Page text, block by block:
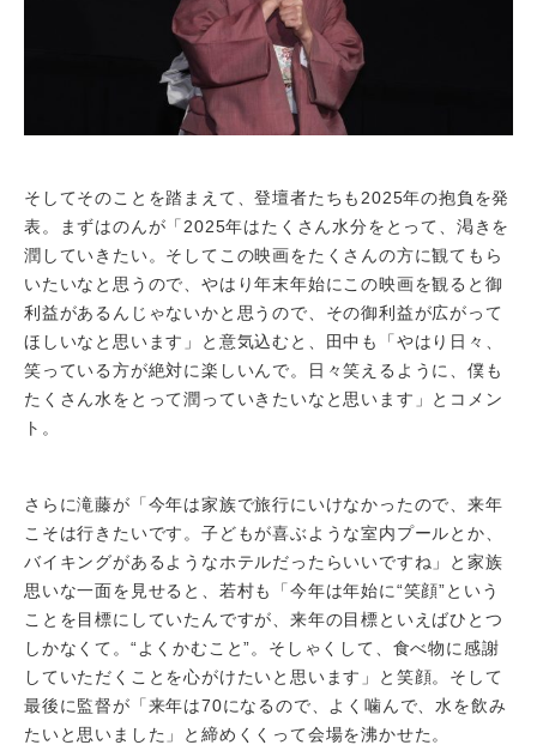
そしてそのことを踏まえて、登壇者たちも2025年の抱負を発
表。まずはのんが「2025年はたくさん水分をとって、渇きを
潤していきたい。そしてこの映画をたくさんの方に観てもら
いたいなと思うので、やはり年末年始にこの映画を観ると御
利益があるんじゃないかと思うので、その御利益が広がって
ほしいなと思います」と意気込むと、田中も「やはり日々、
笑っている方が絶対に楽しいんで。日々笑えるように、僕も
たくさん水をとって潤っていきたいなと思います」とコメン
ト。
さらに滝藤が「今年は家族で旅行にいけなかったので、来年
こそは行きたいです。子どもが喜ぶような室内プールとか、
バイキングがあるようなホテルだったらいいですね」と家族
思いな一面を見せると、若村も「今年は年始に“笑顔”という
ことを目標にしていたんですが、来年の目標といえばひとつ
しかなくて。“よくかむこと”。そしゃくして、食べ物に感謝
していただくことを心がけたいと思います」と笑顔。そして
最後に監督が「来年は70になるので、よく噛んで、水を飲み
たいと思いました」と締めくくって会場を沸かせた。